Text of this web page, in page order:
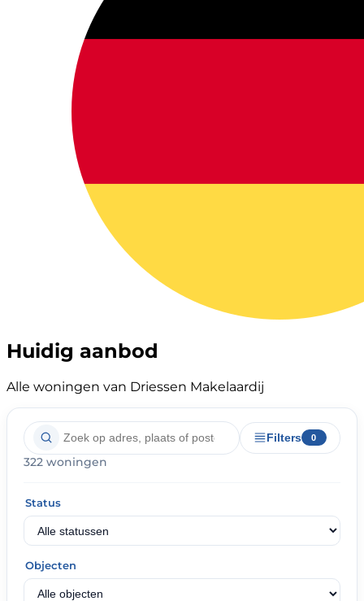
Huidig aanbod
Alle woningen van Driessen Makelaardij
Filters 0
322 woningen
Status
Objecten